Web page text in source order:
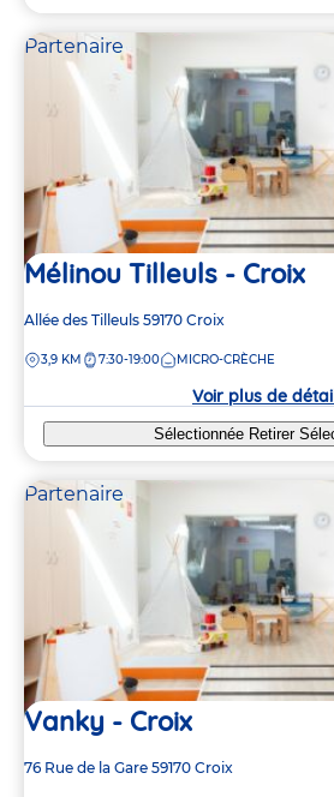
Partenaire
Mélinou Tilleuls - Croix
Adresse
la
Allée des Tilleuls 59170 Croix
DISTANCE
3,9 KM 7:30-19:00 MICRO-CRÈCHE
Voir plus de
Sélectionnée Retirer
Partenaire
Vanky - Croix
Adresse
76 Rue de la Gare 59170 Croix